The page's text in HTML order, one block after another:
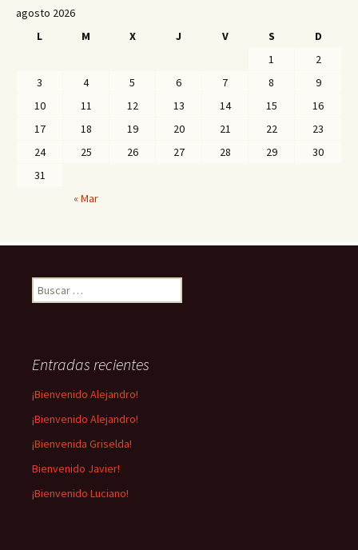
agosto 2026
L
M X J V S D
« Mar
1
2
3
4 5 6 7 8
9
10
11 12 13 14 15
16
17
18 19 20 21 22
23
24
25 26 27 28 29
30
31
B
u
rEntradas recientes
¡Bienvenido Alejandro!
¡Bienvenido Alejandro!
¡Bienvenida Griselda!
Bienvenido Javier!
¡Bienvenido Luciano!